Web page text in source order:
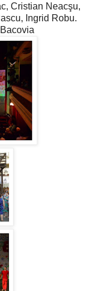
Cristian Neacşu,
Ingrid Robu.